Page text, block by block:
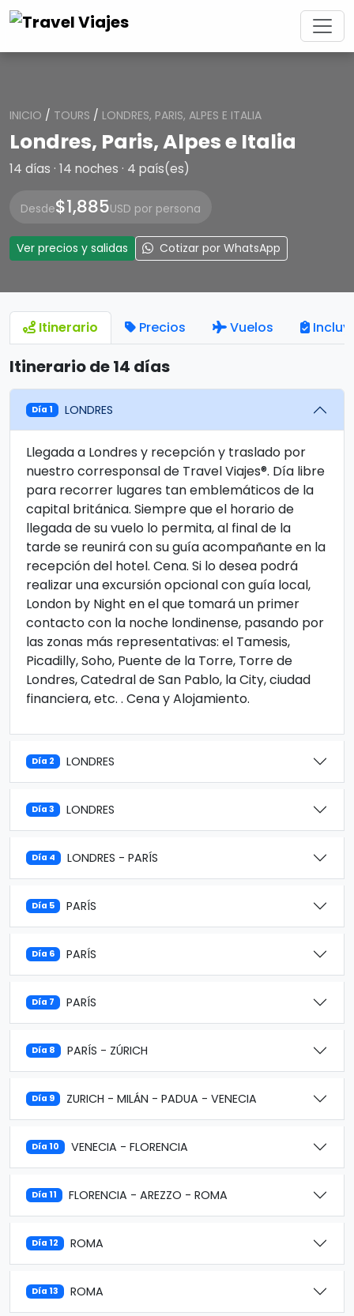
INICIO / TOURS / LONDRES, PARIS, ALPES E ITALIA
Londres, Paris, Alpes e Italia
14 días · 14 noches · 4 país(es)
Desde$1,885USD por persona
Ver precios y salidas Cotizar por WhatsApp
Itinerario Precios Vuelos
Itinerario de 14 días
Día 1 LONDRES
Llegada a Londres y recepción y traslado por
nuestro corresponsal de Travel Viajes®. Día libre
para recorrer lugares tan emblemáticos de la
capital británica. Siempre que el horario de
llegada de su vuelo lo permita, al final de la
tarde se reunirá con su guía acompañante en la
recepción del hotel. Cena. Si lo desea podrá
realizar una excursión opcional con guía local,
London by Night en el que tomará un primer
contacto con la noche londinense, pasando por
las zonas más representativas: el Tamesis,
Picadilly, Soho, Puente de la Torre, Torre de
Londres, Catedral de San Pablo, la City, ciudad
financiera, etc. . Cena y Alojamiento.
Día 2 LONDRES
Día 3 LONDRES
Día 4 LONDRES - PARÍS
Día 5 PARÍS
Día 6 PARÍS
Día 7 PARÍS
Día 8 PARÍS - ZÚRICH
Día 9 ZURICH - MILÁN - PADUA - VENECIA
Día 10 VENECIA - FLORENCIA
Día 11 FLORENCIA - AREZZO - ROMA
Día 12 ROMA
Día 13 ROMA